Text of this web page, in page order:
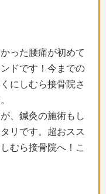
った腰痛が初めて
ドです！今までの
にしむら接骨院さ
、鍼灸の施術もし
リです。超おスス
むら接骨院へ！こ